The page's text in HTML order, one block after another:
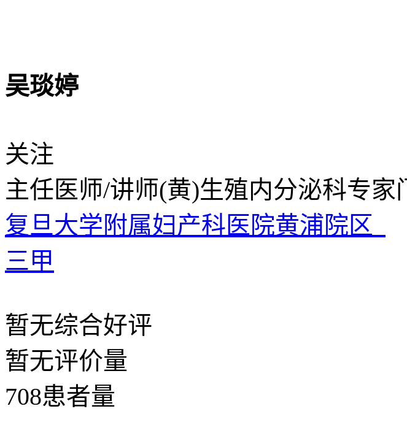
吴琰婷
关注
主任医师/讲师(黄)生殖内分泌科专家
复旦大学附属妇产科医院黄浦院区
三甲
暂无综合好评
暂无评价量
708患者量